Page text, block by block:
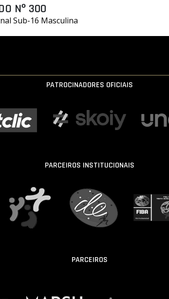
Nº 300
Sub-16 Masculina
PATROCINADORES OFICIAIS
PARCEIROS INSTITUCIONAIS
PARCEIROS